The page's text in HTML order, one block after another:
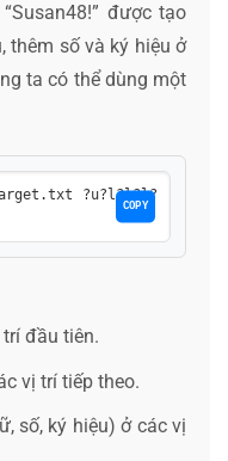
được tạo
thêm số và ký hiệu ở
ta có thể dùng một
COPY
?u?l?l?l?
đầu tiên.
vị trí tiếp theo.
số, ký hiệu) ở các vị